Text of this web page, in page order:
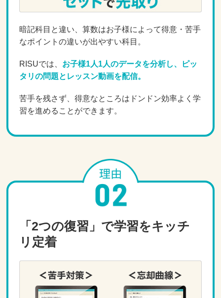
暗記科目と違い、算数はお子様によって得意・苦手
なポイントの違いが出やすい科目。
RISUでは、 お子様1人1人のデータを分析し、ピッ
タリの問題とレッスン動画を配信。
苦手を残さず、得意なところはドンドン効率よく学
習を進めることができます。
「2つの復習」で学習をキッチ
リ定着